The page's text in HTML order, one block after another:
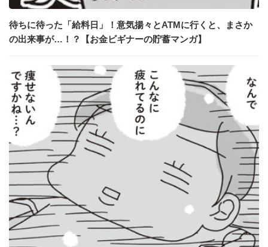
待ちに待った「給料日」！意気揚々とATMに行くと、まさか
の出来事が…！？【お金ビギナーの貯蓄マンガ】